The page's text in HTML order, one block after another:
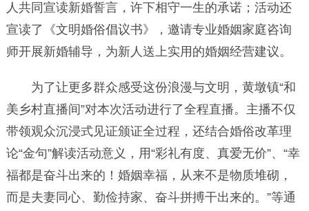
人共同宣读新婚誓言，许下相守一生的承诺；活动还
宣读了《文明婚俗倡议书》，邀请专业婚姻家庭咨询
师开展新婚辅导，为新人送上实用的婚姻经营建议。
为了让更多群众感受这份浪漫与文明，黄墩镇“和
美乡村直播间”对本次活动进行了全程直播。主播不仅
带领观众沉浸式见证颁证全过程，还结合婚俗改革理
论“金句”解读活动意义，用“彩礼有度、真爱无价”、“幸
福都是奋斗出来的！婚姻幸福，从来不是物质堆砌，
而是夫妻同心、勤俭持家、奋斗拼搏干出来的。”等通